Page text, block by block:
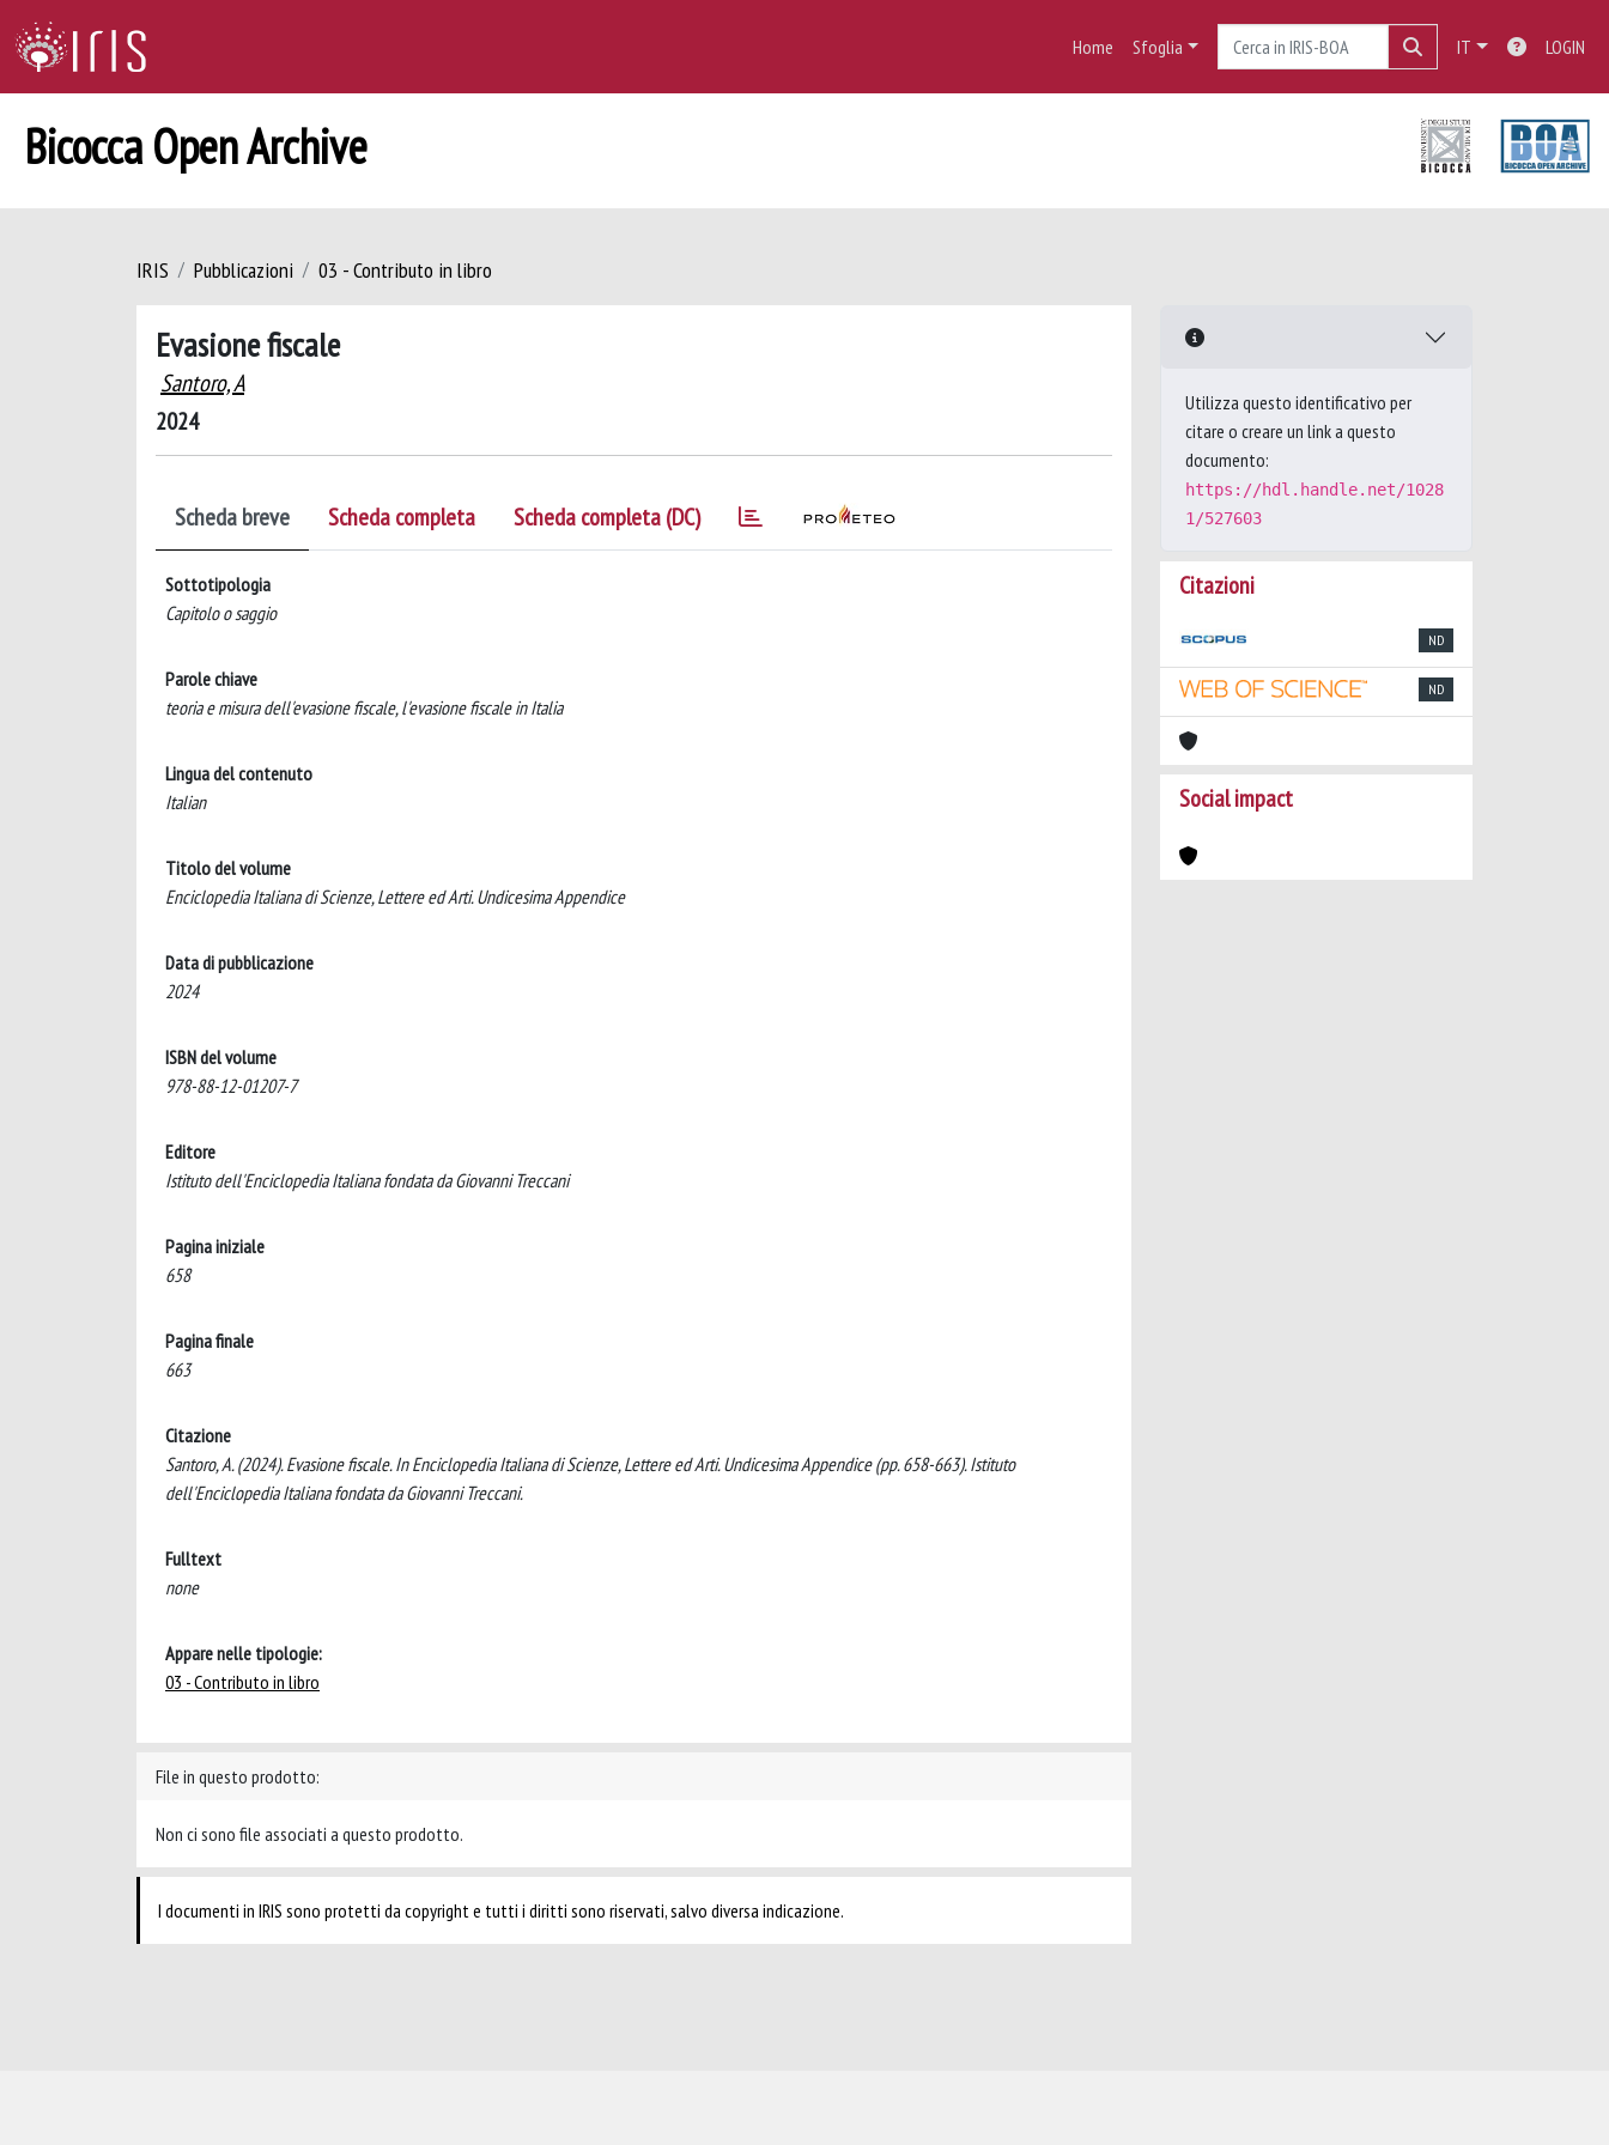
Home Sfoglia IT LOGIN
Bicocca Open Archive
IRIS Pubblicazioni 03 - Contributo in libro
Evasione fiscale
Santoro, A
2024
Scheda breve Scheda completa Scheda completa (DC)
Sottotipologia
Capitolo o saggio
Parole chiave
teoria e misura dell'evasione fiscale, l'evasione fiscale in Italia
Lingua del contenuto
Italian
Titolo del volume
Enciclopedia Italiana di Scienze, Lettere ed Arti. Undicesima Appendice
Data di pubblicazione
2024
ISBN del volume
978-88-12-01207-7
Editore
Istituto dell'Enciclopedia Italiana fondata da Giovanni Treccani
Pagina iniziale
658
Pagina finale
663
Citazione
Santoro, A. (2024). Evasione fiscale. In Enciclopedia Italiana di Scienze, Lettere ed Arti. Undicesima Appendice (pp. 658-663). Istituto
dell'Enciclopedia Italiana fondata da Giovanni Treccani.
Fulltext
none
Appare nelle tipologie:
03 - Contributo in libro
File in questo prodotto:
Non ci sono file associati a questo prodotto.
I documenti in IRIS sono protetti da copyright e tutti i diritti sono riservati, salvo diversa indicazione.
Utilizza questo identificativo per
citare o creare un link a questo
documento:
https://hdl.handle.net/1028
1/527603
Citazioni
ND
ND
Social impact